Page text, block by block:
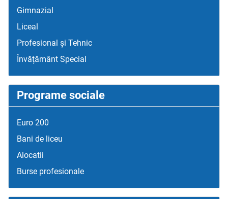
Gimnazial
Liceal
Profesional și Tehnic
Învățământ Special
Programe sociale
Euro 200
Bani de liceu
Alocatii
Burse profesionale